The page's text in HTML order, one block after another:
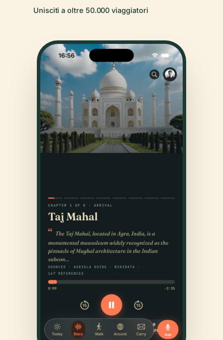
Unisciti a oltre 50.000 viaggiatori